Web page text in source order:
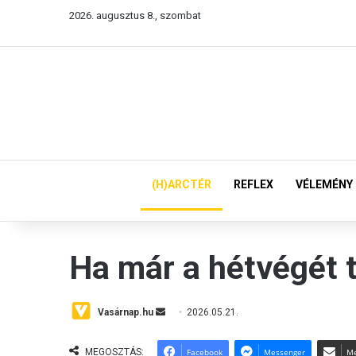
2026. augusztus 8., szombat
(H)ARCTÉR REFLEX VÉLEMÉNY
Ha már a hétvégét
Vasárnap.hu
n
2026.05.21.
MEGOSZTÁS: Facebook Messenger